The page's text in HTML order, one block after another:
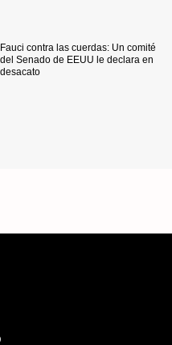
Fauci contra las cuerdas: Un comité
del Senado de EEUU le declara en
desacato